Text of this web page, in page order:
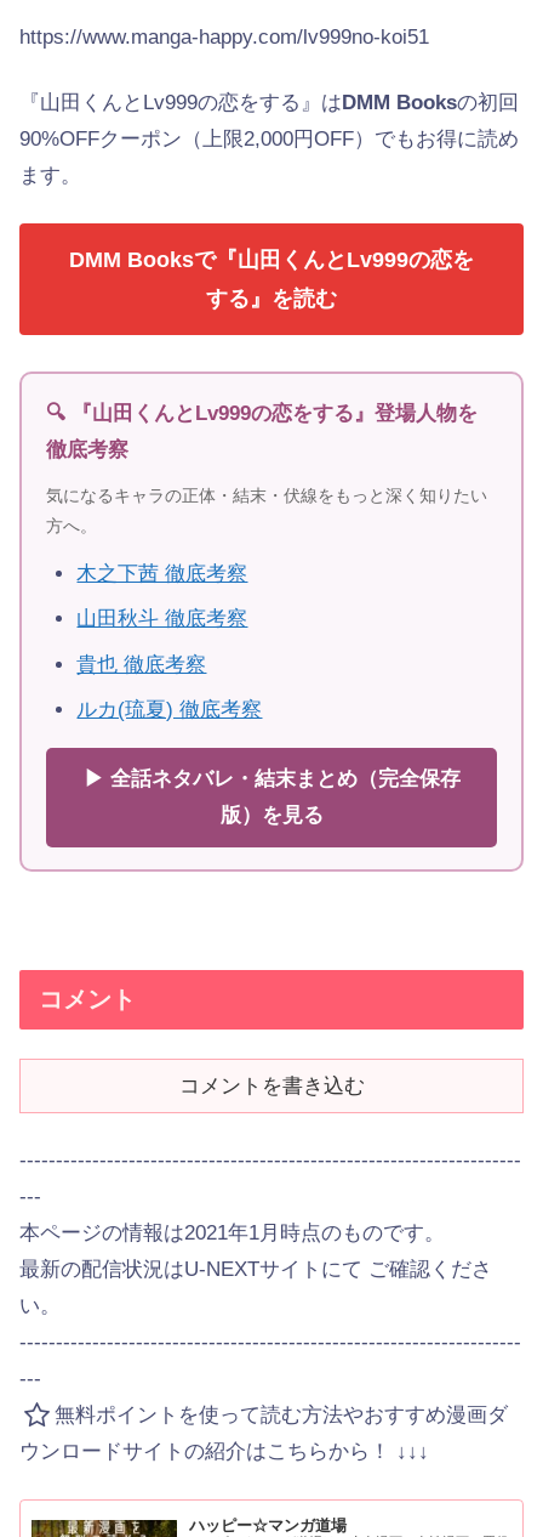
https://www.manga-happy.com/lv999no-koi51
『山田くんとLv999の恋をする』はDMM Booksの初回
90%OFFクーポン（上限2,000円OFF）でもお得に読め
ます。
DMM Booksで『山田くんとLv999の恋を
する』を読む
🔍 『山田くんとLv999の恋をする』登場人物を
徹底考察
気になるキャラの正体・結末・伏線をもっと深く知りたい
方へ。
木之下茜 徹底考察
山田秋斗 徹底考察
貴也 徹底考察
ルカ(琉夏) 徹底考察
▶ 全話ネタバレ・結末まとめ（完全保存
版）を見る
コメント
コメントを書き込む
---------------------------------------------------------------------
---
本ページの情報は2021年1月時点のものです。
最新の配信状況はU-NEXTサイトにて ご確認くださ
い。
---------------------------------------------------------------------
---
無料ポイントを使って読む方法やおすすめ漫画ダ
ウンロードサイトの紹介はこちらから！ ↓↓↓
ハッピー☆マンガ道場